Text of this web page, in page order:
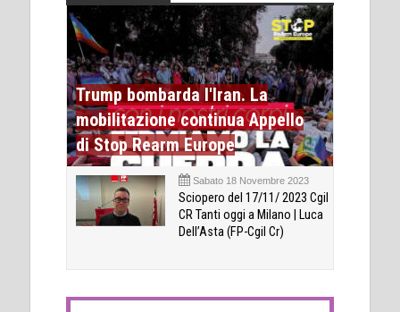
Trump bombarda l'Iran. La
mobilitazione continua Appello
di Stop Rearm Europe
Sabato 18 Novembre 2023
Sciopero del 17/11/ 2023 Cgil
CR Tanti oggi a Milano | Luca
Dell’Asta (FP-Cgil Cr)